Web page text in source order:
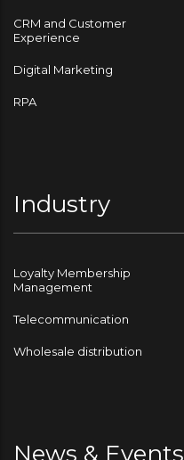
CRM and Customer
Experience
Digital Marketing
RPA
Industry
Loyalty Membership
Management
Telecommunication
Wholesale distribution
News & Events